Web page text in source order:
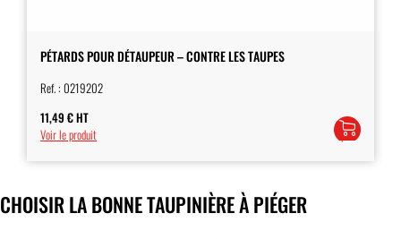
PÉTARDS POUR DÉTAUPEUR – CONTRE LES TAUPES
Ref. : 0219202
11,49 €HT
Voir le produit
Ajouter
au
CHOISIR LA BONNE TAUPINIÈRE À PIÉGER